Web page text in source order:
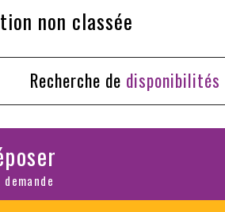
non classée
Recherche de disponibilités
demande